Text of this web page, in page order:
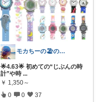
モカちーの🏖️のんびりライフ🐈✨
🌟4.63🌟 初めての“じぶんの時
計”や時 ...
￥ 1,350～
0 0 37